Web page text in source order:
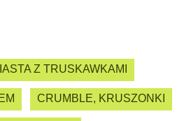
Z TRUSKAWKAMI
CRUMBLE, KRUSZONKI